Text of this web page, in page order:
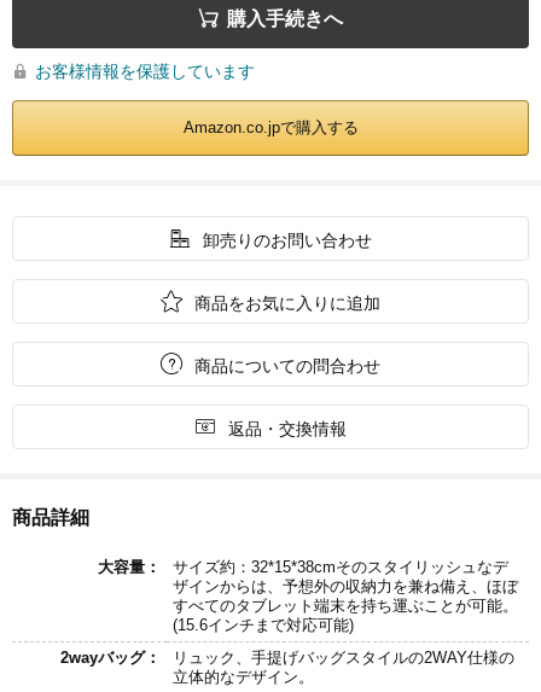
 購入手続きへ
 お客様情報を保護しています
Amazon.co.jpで購入する
 卸売りのお問い合わせ
 商品をお気に入りに追加
 商品についての問合わせ
 返品・交換情報
商品詳細
大容量：
サイズ約：32*15*38cmそのスタイリッシュなデ
ザインからは、予想外の収納力を兼ね備え、ほぼ
すべてのタブレット端末を持ち運ぶことが可能。
(15.6インチまで対応可能)
2wayバッグ：
リュック、手提げバッグスタイルの2WAY仕様の
立体的なデザイン。